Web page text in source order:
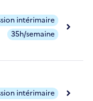
intérimaire
35h/semaine
intérimaire